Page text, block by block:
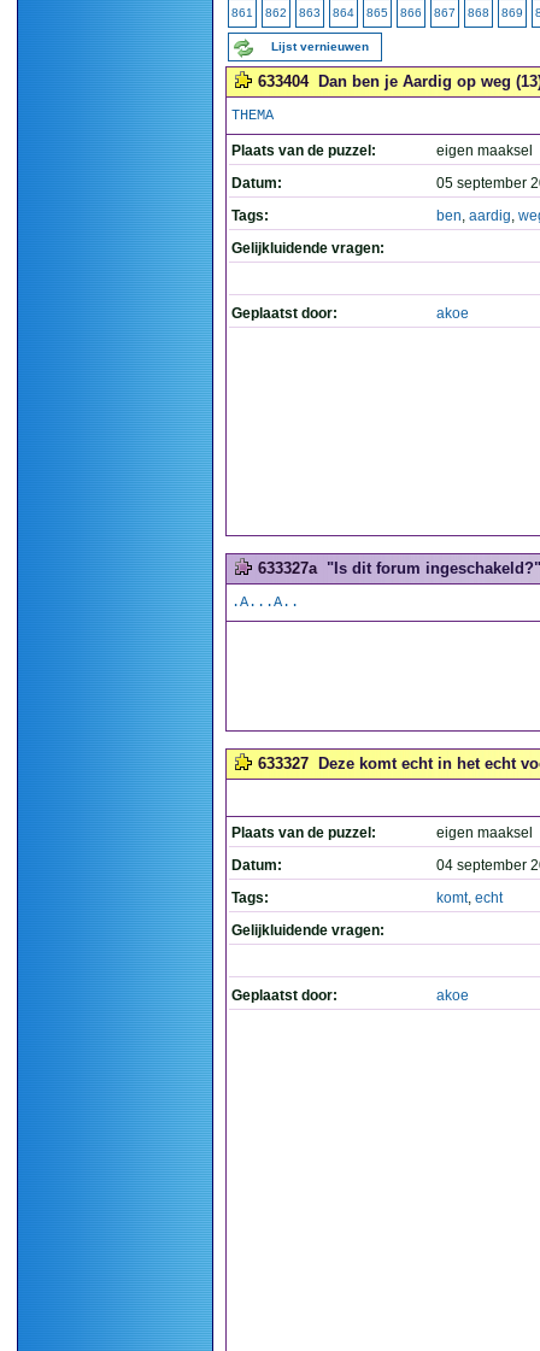
861 862 863 864 865 866 867 868 869
Lijst vernieuwen
633404 Dan ben je Aardig op weg
THEMA
Plaats van de puzzel:
eigen maaksel
Datum:
05 september
Tags:
ben, aardig,
Gelijkluidende vragen:
Geplaatst door: akoe
633327a "Is dit forum
.A...A..
633327 Deze komt echt in het echt
Plaats van de puzzel:
eigen maaksel
Datum:
04 september
Tags:
komt, echt
Gelijkluidende vragen:
Geplaatst door: akoe